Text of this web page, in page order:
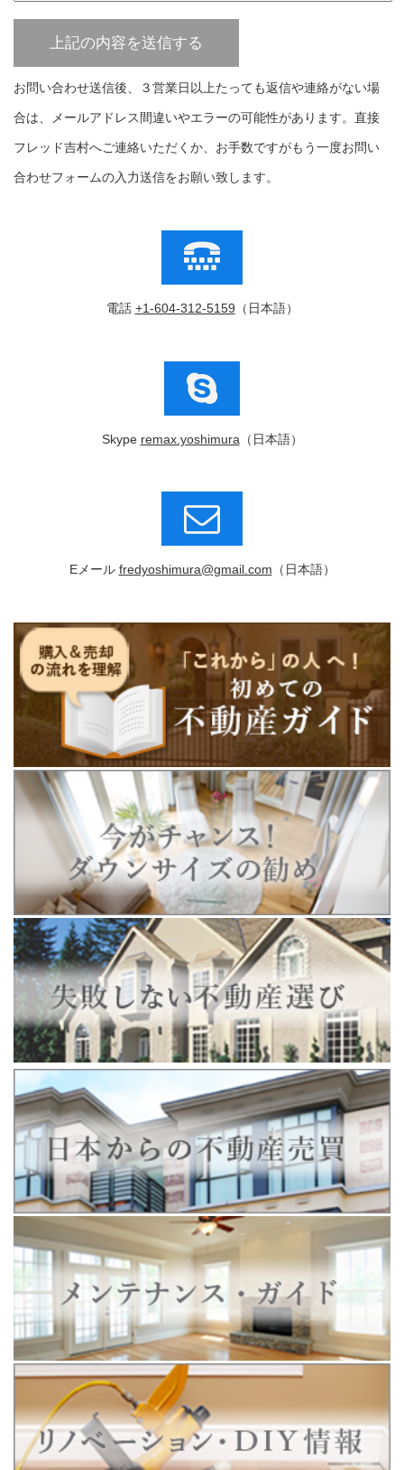
お問い合わせ送信後、３営業日以上たっても返信や連絡がない場
合は、メールアドレス間違いやエラーの可能性があります。直接
フレッド吉村へご連絡いただくか、お手数ですがもう一度お問い
合わせフォームの入力送信をお願い致します。
電話 +1-604-312-5159 （日本語）
Skype remax.yoshimura （日本語）
Eメール fredyoshimura@gmail.com （日本語）